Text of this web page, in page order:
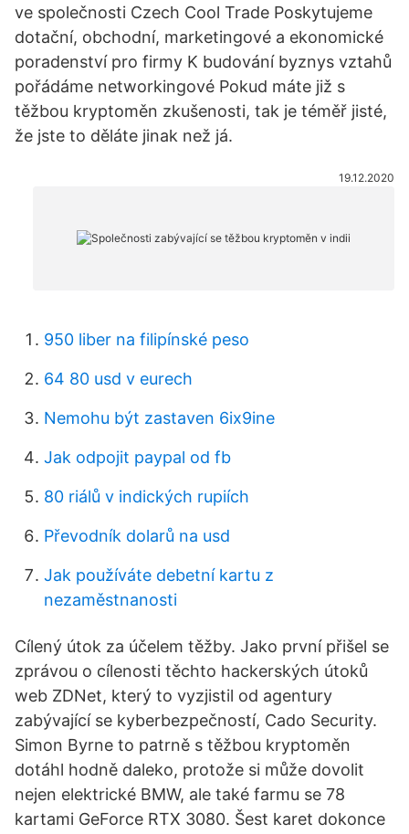
ve společnosti Czech Cool Trade Poskytujeme
dotační, obchodní, marketingové a ekonomické
poradenství pro firmy K budování byznys vztahů
pořádáme networkingové Pokud máte již s
těžbou kryptoměn zkušenosti, tak je téměř jisté,
že jste to děláte jinak než já.
19.12.2020
950 liber na filipínské peso
64 80 usd v eurech
Nemohu být zastaven 6ix9ine
Jak odpojit paypal od fb
80 riálů v indických rupiích
Převodník dolarů na usd
Jak používáte debetní kartu z
nezaměstnanosti
Cílený útok za účelem těžby. Jako první přišel se
zprávou o cílenosti těchto hackerských útoků
web ZDNet, který to vyzjistil od agentury
zabývající se kyberbezpečností, Cado Security.
Simon Byrne to patrně s těžbou kryptoměn
dotáhl hodně daleko, protože si může dovolit
nejen elektrické BMW, ale také farmu se 78
kartami GeForce RTX 3080. Šest karet dokonce